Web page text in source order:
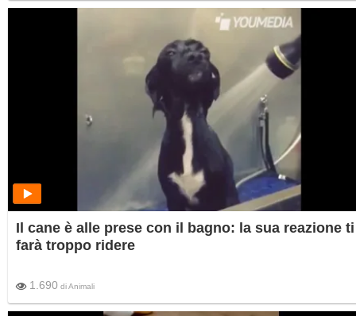
Raffaella Zuccari. La coppia conduceva una vita riservata a Pavana, dove lei lo
sosteneva nel coniugare la sua attività letteraria con i problemi di salute.
Il cane è alle prese con il bagno: la sua reazione ti
farà troppo ridere
1.690 diAnimali